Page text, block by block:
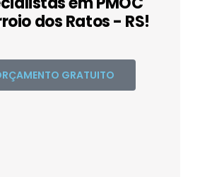
dos Ratos - RS!
GRATUITO